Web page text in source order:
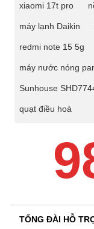
xiaomi 17t pro
máy lạnh Daikin
redmi note 15 5g
máy nước nóng
Sunhouse
quạt điều hoà
TỔNG ĐÀI HỖ